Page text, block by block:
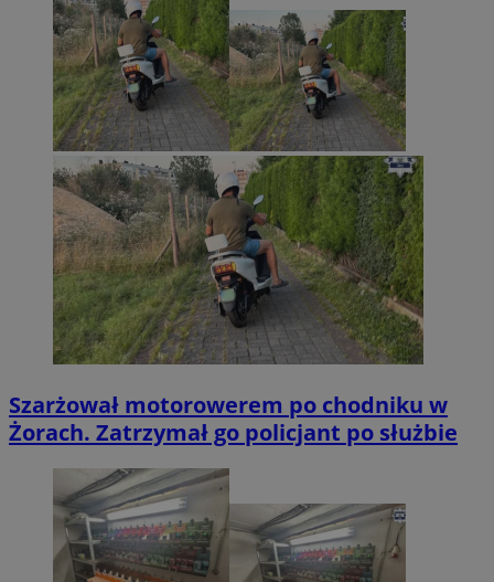
Szarżował motorowerem po chodniku w
Żorach. Zatrzymał go policjant po służbie